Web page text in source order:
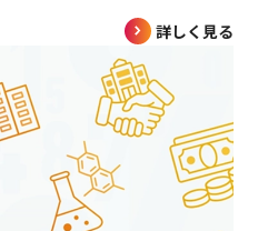
詳しく見る